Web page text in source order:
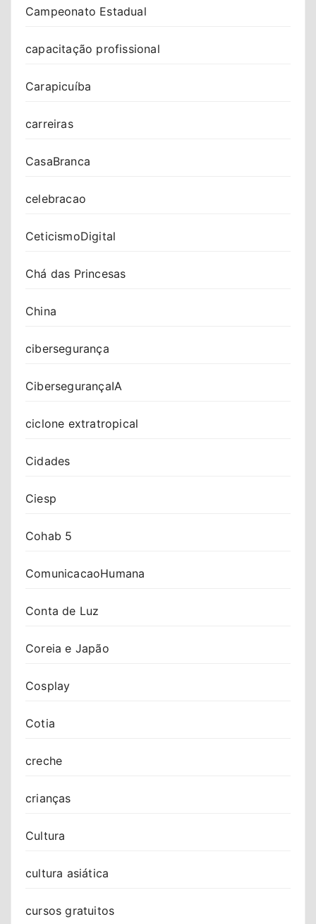
Campeonato Estadual
capacitação profissional
Carapicuíba
carreiras
CasaBranca
celebracao
CeticismoDigital
Chá das Princesas
China
cibersegurança
CibersegurançaIA
ciclone extratropical
Cidades
Ciesp
Cohab 5
ComunicacaoHumana
Conta de Luz
Coreia e Japão
Cosplay
Cotia
creche
crianças
Cultura
cultura asiática
cursos gratuitos